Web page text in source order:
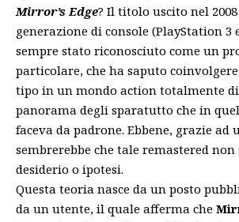
Mirror’s Edge? Il titolo uscito nel
generazione di console (PlayStation 3
sempre stato riconosciuto come un
particolare, che ha saputo
tipo in un mondo action totalmente
panorama degli sparatutto che in
faceva da padrone. Ebbene, grazie ad
sembrerebbe che tale remastered non
desiderio o ipotesi.
Questa teoria nasce da un posto
da un utente, il quale afferma che